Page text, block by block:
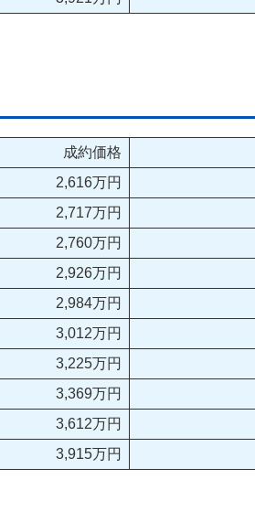
成約価格
2,616万円
2,717万円
2,760万円
2,926万円
2,984万円
3,012万円
3,225万円
3,369万円
3,612万円
3,915万円